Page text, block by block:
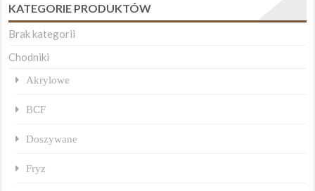
KATEGORIE PRODUKTÓW
Brak kategorii
Chodniki
Akrylowe
BCF
Doszywane
Fryz